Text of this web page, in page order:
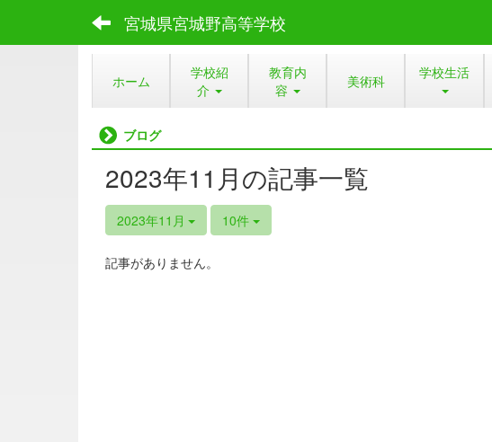
宮城県宮城野高等学校
ホーム
学校紹
介
教育内
容
美術科 学校生活
ブログ
2023年11月の記事一覧
2023年11月 10件
記事がありません。